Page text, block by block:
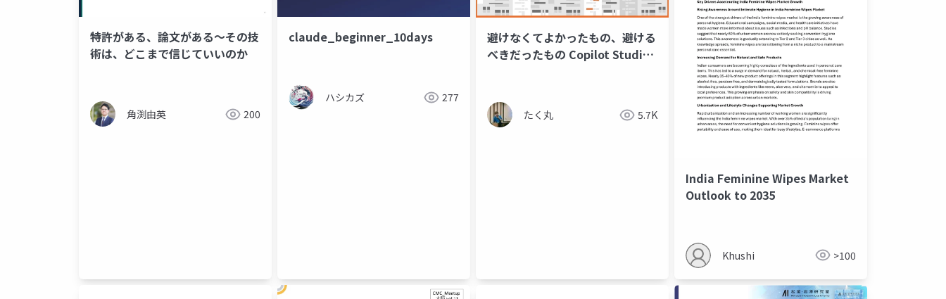
特許がある、論文がある～その技
術は、どこまで信じていいのか
角渕由英 200
claude_beginner_10days
ハシカズ 277
避けなくてよかったもの、避ける
べきだったもの Copilot Studio
たく丸 5.7K
India Feminine Wipes Market
Outlook to 2035
Khushi >100